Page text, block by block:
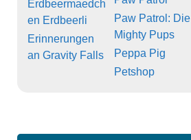
Erdbeermaedch
en Erdbeerli
Erinnerungen
an Gravity Falls
Paw Patrol: Die
Mighty Pups
Peppa Pig
Petshop